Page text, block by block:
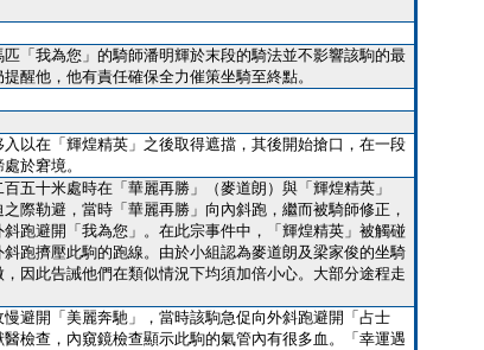
「我為您」的騎師潘明輝於末段的騎法並不影響該駒的最
醒他，他有責任確保全力催策坐騎至終點。
以在「輝煌精英」之後取得遮擋，其後開始搶口，在一段
於窘境。
五十米處時在「華麗再勝」（麥道朗）與「輝煌精英」
之際勒避，當時「華麗再勝」向內斜跑，繼而被騎師修正，
跑避開「我為您」。在此宗事件中，「輝煌精英」被觸碰
跑擠壓此駒的跑線。由於小組認為麥道朗及梁家俊的坐騎
因此告誡他們在類似情況下均須加倍小心。大部分途程走
避開「美麗奔馳」，當時該駒急促向外斜跑避開「占士
檢查，內窺鏡檢查顯示此駒的氣管內有很多血。「幸運遇